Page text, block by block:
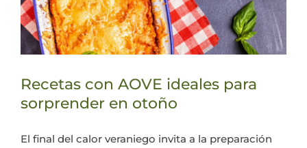
Recetas con AOVE ideales para
sorprender en otoño
El final del calor veraniego invita a la preparación